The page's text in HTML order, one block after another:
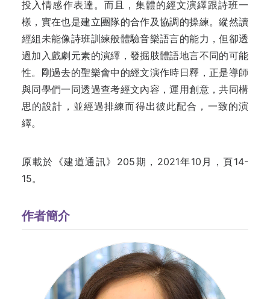
投入情感作表達。而且，集體的經文演繹跟詩班一
樣，實在也是建立團隊的合作及協調的操練。縱然讀
經組未能像詩班訓練般體驗音樂語言的能力，但卻透
過加入戲劇元素的演繹，發掘肢體語地言不同的可能
性。剛過去的聖樂會中的經文演作時日釋，正是導師
與同學們一同透過查考經文內容，運用創意，共同構
思的設計，並經過排練而得出彼此配合，一致的演
繹。
原載於《建道通訊》205期，2021年10月，頁14-
15。
作者簡介